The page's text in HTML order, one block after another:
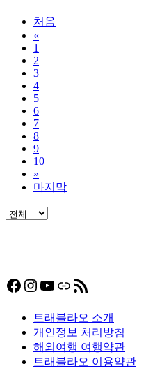
처음
«
1
2
3
4
5
6
7
8
9
10
»
마지막
Facebook
Instagram
YouTube
링크RSS 피드
트래블라오 소개
개인정보 처리방침
해외여행 여행약관
트래블라오 이용약관